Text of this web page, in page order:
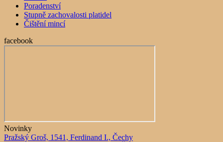
Poradenství
Stupně zachovalosti platidel
Čištění mincí
facebook
Novinky
Pražský Groš, 1541, Ferdinand I., Čechy